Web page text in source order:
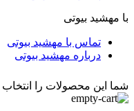
با مهشید بیوتی
تماس با مهشید بیوتی
درباره مهشید بیوتی
شما این محصولات را انتخاب